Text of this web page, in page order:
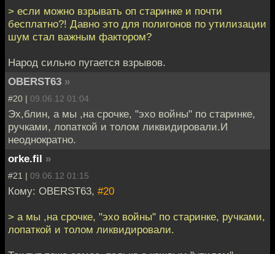
> если можно взрывать оп старинке и почти
бесплатно?! Давно это для полигонов по утилизации
шум стал важным фактором?
Народ сильно пугается взрывов.
OBERST63 »
#20 | 09.06.12 01:04
Эх,блин, а мы ,на срочке, "эхо войны" по старинке,
ручками, лопаткой и толом ликвидировали.И
неоднократно.
orke.fil »
#21 | 09.06.12 01:15
Кому: OBERST63, #20
> а мы ,на срочке, "эхо войны" по старинке, ручками,
лопаткой и толом ликвидировали.